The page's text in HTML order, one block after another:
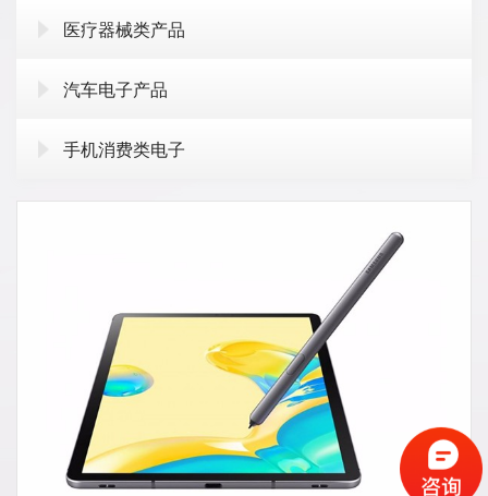
医疗器械类产品
汽车电子产品
手机消费类电子